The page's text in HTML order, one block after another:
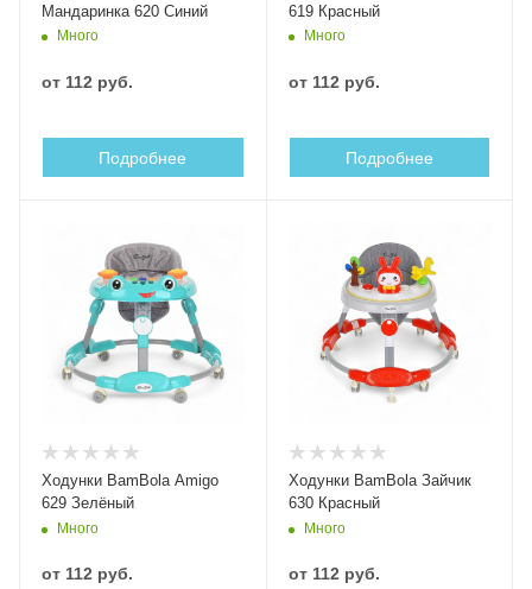
Мандаринка 620 Синий
Много
от 112 руб.
Подробнее
619 Красный
Много
от 112 руб.
Подробнее
Ходунки BamBola Amigo
629 Зелёный
Много
от 112 руб.
Ходунки BamBola Зайчик
630 Красный
Много
от 112 руб.